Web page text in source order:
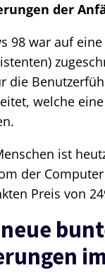
der
98 war auf
die
welche
ist
der
Preis von